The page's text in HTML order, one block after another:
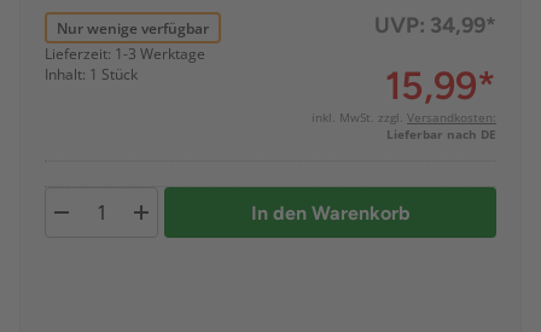
Nur wenige verfügbar
Lieferzeit: 1-3 Werktage
Inhalt: 1 Stück
UVP: 34,99*
15,99*
inkl. MwSt. zzgl. Versandkosten:
Lieferbar nach DE
In den Warenkorb